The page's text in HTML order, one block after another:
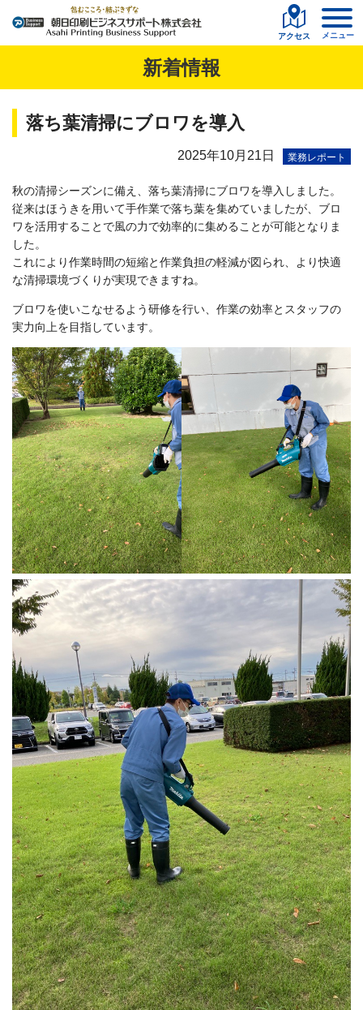
アクセス メニュー
新着情報
落ち葉清掃にブロワを導入
2025年10月21日 業務レポート
秋の清掃シーズンに備え、落ち葉清掃にブロワを導入しました。
従来はほうきを用いて手作業で落ち葉を集めていましたが、ブロ
ワを活用することで風の力で効率的に集めることが可能となりま
した。
これにより作業時間の短縮と作業負担の軽減が図られ、より快適
な清掃環境づくりが実現できますね。
ブロワを使いこなせるよう研修を行い、作業の効率とスタッフの
実力向上を目指しています。